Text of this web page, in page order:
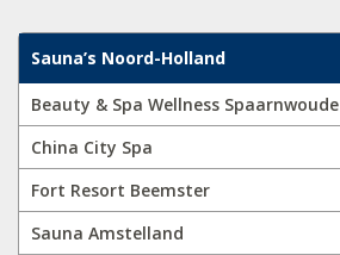
Sauna’s Noord-Holland
Beauty & Spa Wellness Spaarnwoude
China City Spa
Fort Resort Beemster
Sauna Amstelland